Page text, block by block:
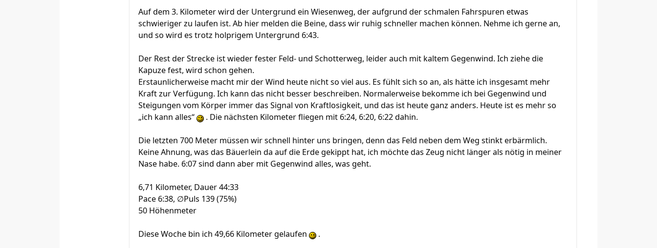
Auf dem 3. Kilometer wird der Untergrund ein Wiesenweg, der aufgrund der schmalen Fahrspuren etwas
schwieriger zu laufen ist. Ab hier melden die Beine, dass wir ruhig schneller machen können. Nehme ich gerne an,
und so wird es trotz holprigem Untergrund 6:43.
Der Rest der Strecke ist wieder fester Feld- und Schotterweg, leider auch mit kaltem Gegenwind. Ich ziehe die
Kapuze fest, wird schon gehen.
Erstaunlicherweise macht mir der Wind heute nicht so viel aus. Es fühlt sich so an, als hätte ich insgesamt mehr
Kraft zur Verfügung. Ich kann das nicht besser beschreiben. Normalerweise bekomme ich bei Gegenwind und
Steigungen vom Körper immer das Signal von Kraftlosigkeit, und das ist heute ganz anders. Heute ist es mehr so
„ich kann alles“
. Die nächsten Kilometer fliegen mit 6:24, 6:20, 6:22 dahin.
Die letzten 700 Meter müssen wir schnell hinter uns bringen, denn das Feld neben dem Weg stinkt erbärmlich.
Keine Ahnung, was das Bäuerlein da auf die Erde gekippt hat, ich möchte das Zeug nicht länger als nötig in meiner
Nase habe. 6:07 sind dann aber mit Gegenwind alles, was geht.
6,71 Kilometer, Dauer 44:33
Pace 6:38, ∅Puls 139 (75%)
50 Höhenmeter
Diese Woche bin ich 49,66 Kilometer gelaufen .